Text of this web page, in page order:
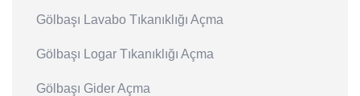
Gölbaşı Lavabo Tıkanıklığı Açma
Gölbaşı Logar Tıkanıklığı Açma
Gölbaşı Gider Açma